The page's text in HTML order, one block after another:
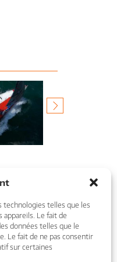
telles que les
Le fait de
données telles que le
Le fait de ne pas consentir
sur certaines
60
!
PARTICIPÉ
À
CHÈQUES
CHALLENGE OCEAN
UNE CONVENTION
Paris